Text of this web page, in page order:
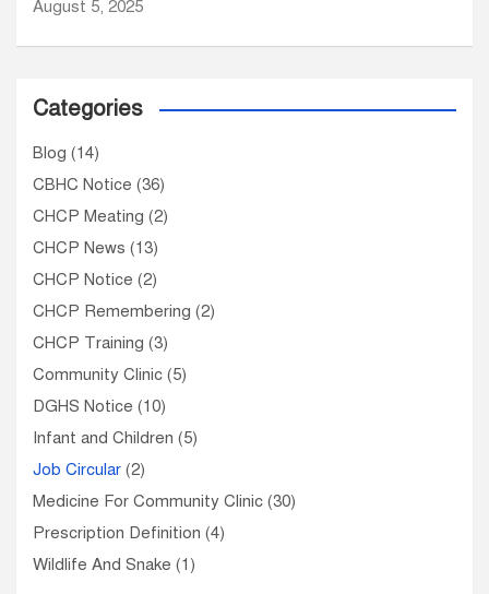
August 5, 2025
Categories
Blog (14)
CBHC Notice (36)
CHCP Meating (2)
CHCP News (13)
CHCP Notice (2)
CHCP Remembering (2)
CHCP Training (3)
Community Clinic (5)
DGHS Notice (10)
Infant and Children (5)
Job Circular (2)
Medicine For Community Clinic (30)
Prescription Definition (4)
Wildlife And Snake (1)